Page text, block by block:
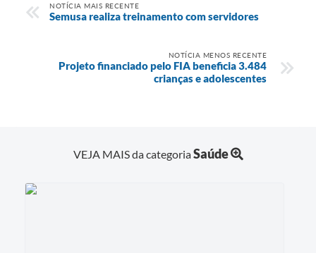
NOTÍCIA MAIS RECENTE
Semusa realiza treinamento com servidores
NOTÍCIA MENOS RECENTE
Projeto financiado pelo FIA beneficia 3.484
crianças e adolescentes
VEJA MAIS da categoriaSaúde